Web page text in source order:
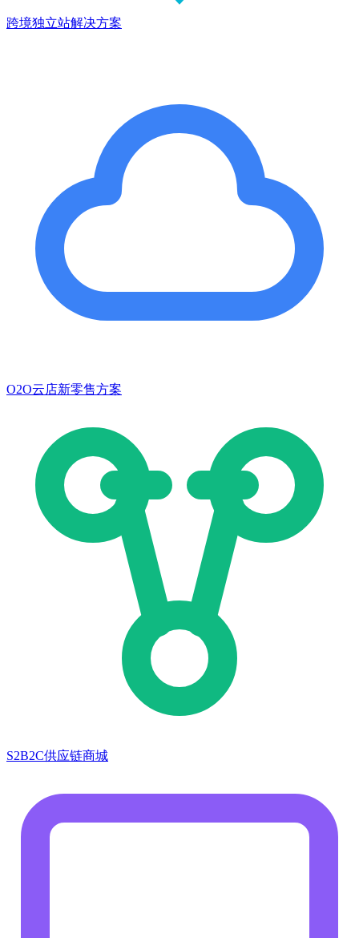
跨境独立站解决方案
O2O云店新零售方案
S2B2C供应链商城